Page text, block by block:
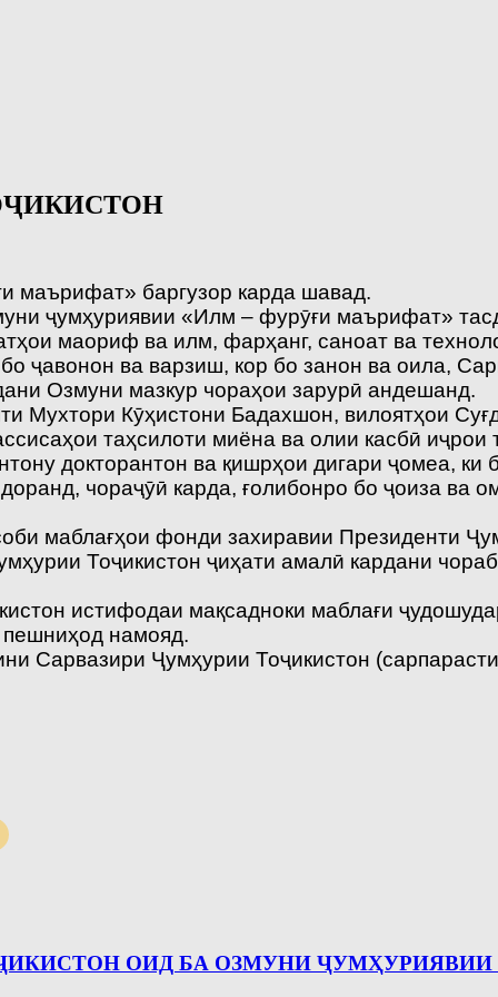
маърифат» баргузор карда шавад.
ҷумҳуриявии «Илм – фурӯғи маърифат»
маориф ва илм, фарҳанг, саноат ва
ҷавонон ва варзиш, кор бо занон ва оила,
Озмуни мазкур чораҳои зарурӣ андешанд.
Мухтори Кӯҳистони Бадахшон, вилоятҳои
таҳсилоти миёна ва олии касбӣ
докторантон ва қишрҳои дигари ҷомеа,
чораҷӯӣ карда, ғолибонро бо ҷоиза ва
маблағҳои фонди захиравии Президенти
Тоҷикистон ҷиҳати амалӣ кардани
истифодаи мақсадноки маблағи
пешниҳод намояд.
Сарвазири Ҷумҳурии Тоҷикистон
ОИД БА ОЗМУНИ ҶУМҲУРИЯВИИ «Илм